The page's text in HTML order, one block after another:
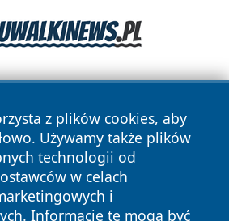
z plików cookies, aby
Używamy także plików
technologii od
w celach
i
Informacje te mogą być
Wszystkie prawa